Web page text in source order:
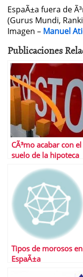
EspaÃ±a fuera de
(Gurus Mundi,
Imagen – Manuel
Publicaciones
CÃ³mo acabar con el
suelo de la hipoteca
Tipos de morosos en
EspaÃ±a